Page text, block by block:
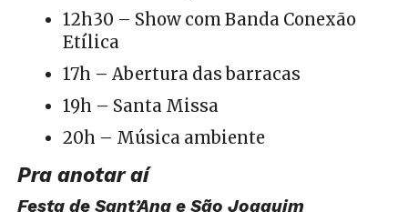
12h30 – Show com Banda Conexão
Etílica
17h – Abertura das barracas
19h – Santa Missa
20h – Música ambiente
Pra anotar aí
Festa de Sant’Ana e São Joaquim